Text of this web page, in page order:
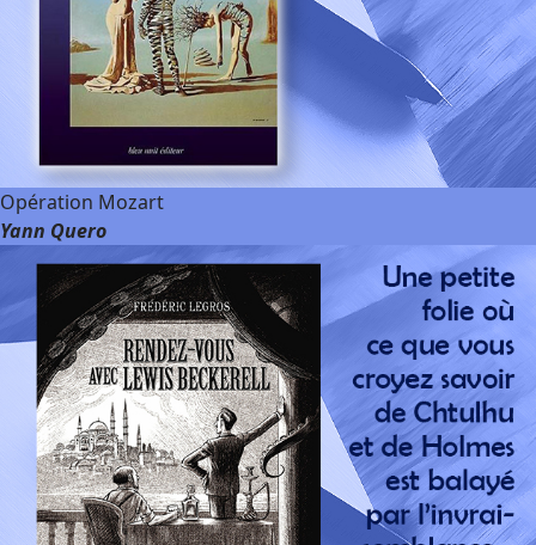
Opération Mozart
Yann Quero